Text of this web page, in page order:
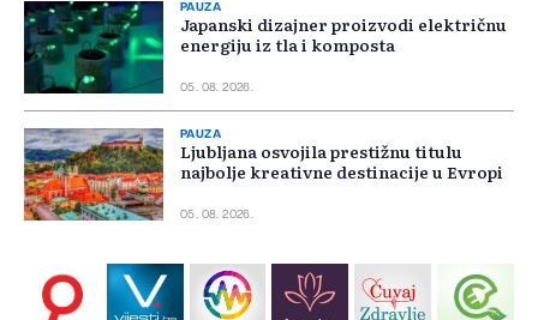
PAUZA
Japanski dizajner proizvodi električnu
energiju iz tla i komposta
05. 08. 2026.
PAUZA
Ljubljana osvojila prestižnu titulu
najbolje kreativne destinacije u Evropi
05. 08. 2026.